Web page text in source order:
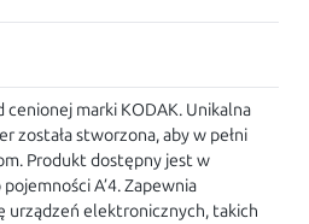
cenionej marki KODAK. Unikalna
została stworzona, aby w pełni
Produkt dostępny jest w
A’4. Zapewnia
urządzeń elektronicznych, takich